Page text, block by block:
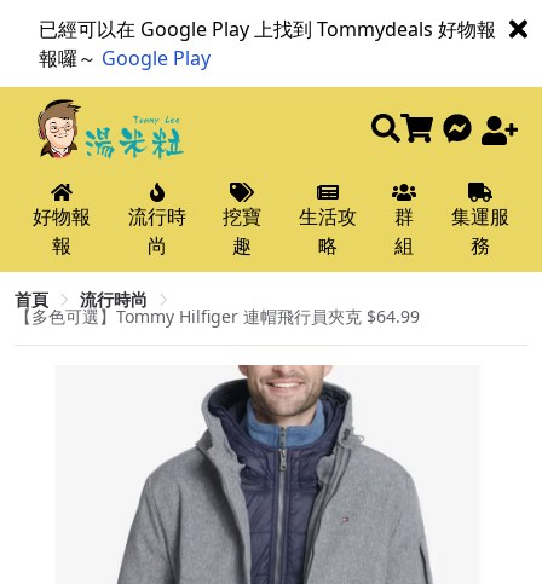
已經可以在 Google Play 上找到 Tommydeals 好物報
報囉～ Google Play
好物報
報
流行時
尚
挖寶
趣
生活攻
略
群
組
集運服
務
首頁 流行時尚
【多色可選】Tommy Hilfiger 連帽飛行員夾克 $64.99